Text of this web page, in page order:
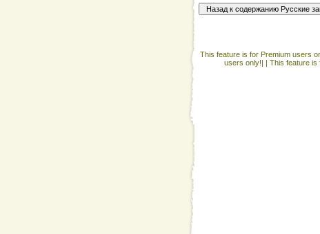
This feature is for Premium users
users only!| | This feature is